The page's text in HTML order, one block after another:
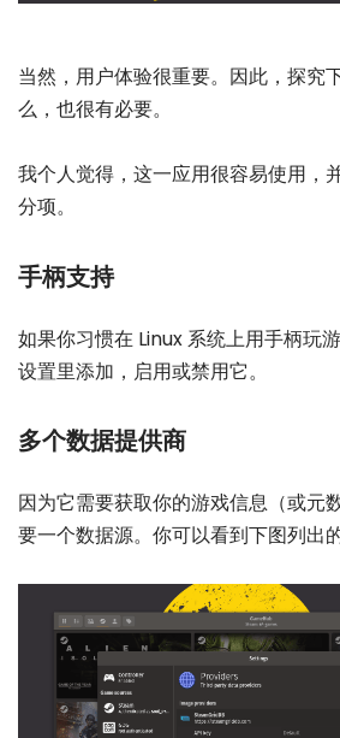
当然，用户体验很重要。因此，探究
么，也很有必要。
我个人觉得，这一应用很容易使用，
分项。
手柄支持
如果你习惯在 Linux 系统上用手柄玩
设置里添加，启用或禁用它。
多个数据提供商
因为它需要获取你的游戏信息（或元
要一个数据源。你可以看到下图列出